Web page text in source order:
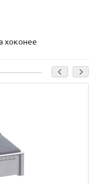
хоконее